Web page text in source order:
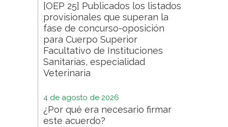
[OEP 25] Publicados los listados
provisionales que superan la
fase de concurso-oposición
para Cuerpo Superior
Facultativo de Instituciones
Sanitarias, especialidad
Veterinaria
4 de agosto de 2026
¿Por qué era necesario firmar
este acuerdo?